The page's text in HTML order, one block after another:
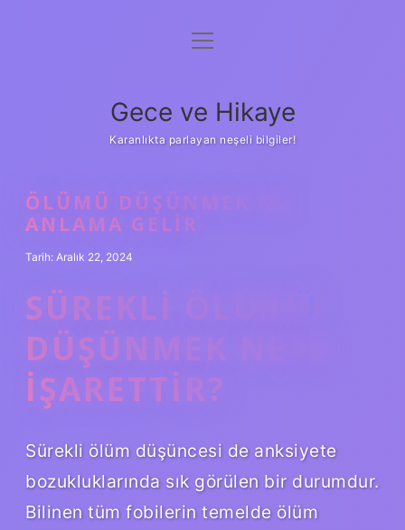
Anasayfa
Yasal Uyarı
menüyü
Gece ve Hikaye
Karanlıkta parlayan neşeli bilgiler!
ÖLÜMÜ DÜŞÜNMEK NE
ANLAMA GELIR
Tarih: Aralık 22, 2024
SÜREKLI ÖLÜMÜ
DÜŞÜNMEK NEYE
IŞARETTIR?
Sürekli ölüm düşüncesi de anksiyete
bozukluklarında sık görülen bir durumdur.
Bilinen tüm fobilerin temelde ölüm